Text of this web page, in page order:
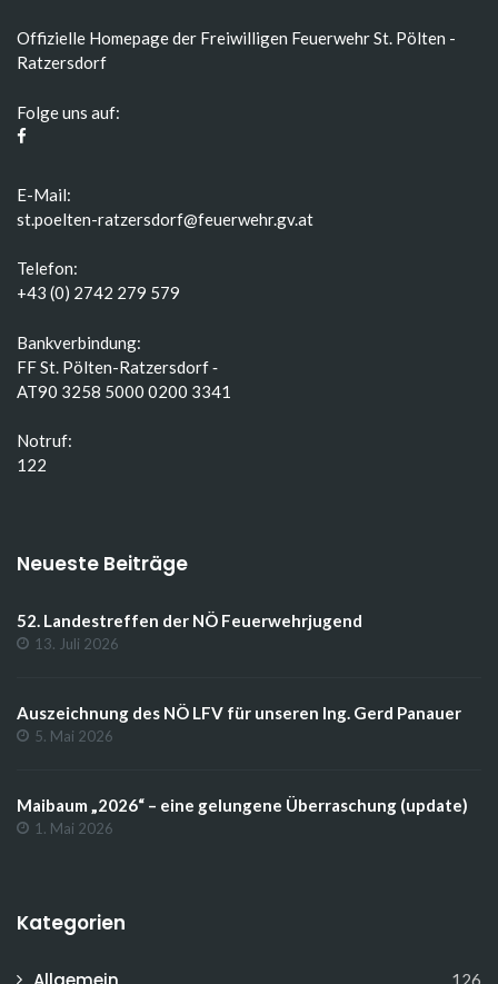
Offizielle Homepage der Freiwilligen Feuerwehr St. Pölten -
Ratzersdorf
Folge uns auf:
E-Mail:
st.poelten-ratzersdorf@feuerwehr.gv.at
Telefon:
+43 (0) 2742 279 579
Bankverbindung:
FF St. Pölten-Ratzersdorf ‑
AT90 3258 5000 0200 3341
Notruf:
122
Neueste Beiträge
52. Landestreffen der NÖ Feuerwehrjugend
13. Juli 2026
Auszeichnung des NÖ LFV für unseren Ing. Gerd Panauer
5. Mai 2026
Maibaum „2026“ – eine gelungene Überraschung (update)
1. Mai 2026
Kategorien
126